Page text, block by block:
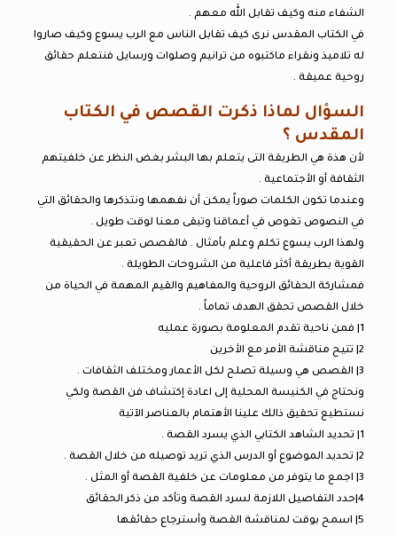
الشفاء منه وكيف تقابل الله معهم .
في الكتاب المقدس نرى كيف تقابل الناس مع الرب يسوع وكيف صاروا
له تلاميذ ونقراء ماكتبوه من ترانيم وصلوات ورسايل فنتعلم حقائق
روحية عميقة .
السؤال لماذا ذكرت القصص في الكتاب
المقدس ؟
لأن هذة هي الطريقة التى يتعلم بها البشر بغض النظر عن خلفيتهم
الثقافة أو الأجتماعية .
وعندما تكون الكلمات صوراً يمكن أن نفهمها ونتذكرها والحقائق التي
في النصوص تغوص في أعماقنا وتبقى معنا لوقت طويل .
ولهذا الرب يسوع تكلم وعلم بأمثال . فالقصص تعبر عن الحقيقية
القوية بطريقة أكثر فاعلية من الشروحات الطويلة .
فمشاركة الحقائق الروحية والمفاهيم والقيم المهمة في الحياة من
خلال القصص تحقق الهدف تماماً .
1| فمن ناحية تقدم المعلومة بصورة عمليه
2| تتيح مناقشة الأمر مع الأخرين
3| القصص هي وسيلة تصلح لكل الأعمار ومختلف الثقافات .
ونحتاج في الكنيسة المحلية إلى اعادة إكتشاف فن القصة ولكي
نستطيع تحقيق ذالك علينا الأهتمام بالعناصر الآتية
1| تحديد الشاهد الكتابي الذي يسرد القصة .
2| تحديد الموضوع أو الدرس الذي تريد توصيله من خلال القصة .
3| اجمع ما يتوفر من معلومات عن خلفية القصة أو المثل .
4|حدد التفاصيل اللازمة لسرد القصة وتأكد من ذكر الحقائق
5| اسمح بوقت لمناقشة القصة وأسترجاع حقائقها